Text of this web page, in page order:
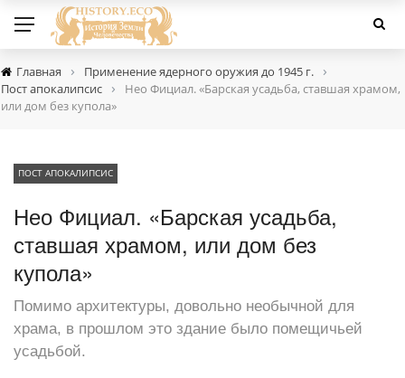
Главная › Применение ядерного оружия до 1945 г. ›
Пост апокалипсис ›
Нео Фициал. «Барская усадьба, ставшая храмом,
или дом без купола»
ПОСТ АПОКАЛИПСИС
Нео Фициал. «Барская усадьба,
ставшая храмом, или дом без
купола»
Помимо архитектуры, довольно необычной для
храма, в прошлом это здание было помещичьей
усадьбой.